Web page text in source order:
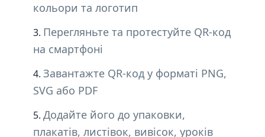
кольори та логотип
Перегляньте та протестуйте QR-код
на смартфоні
Завантажте QR-код у форматі PNG,
SVG або PDF
Додайте його до упаковки,
плакатів, листівок, вивісок, уроків